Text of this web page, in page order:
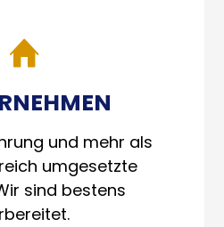
und mehr als
umgesetzte
sind bestens